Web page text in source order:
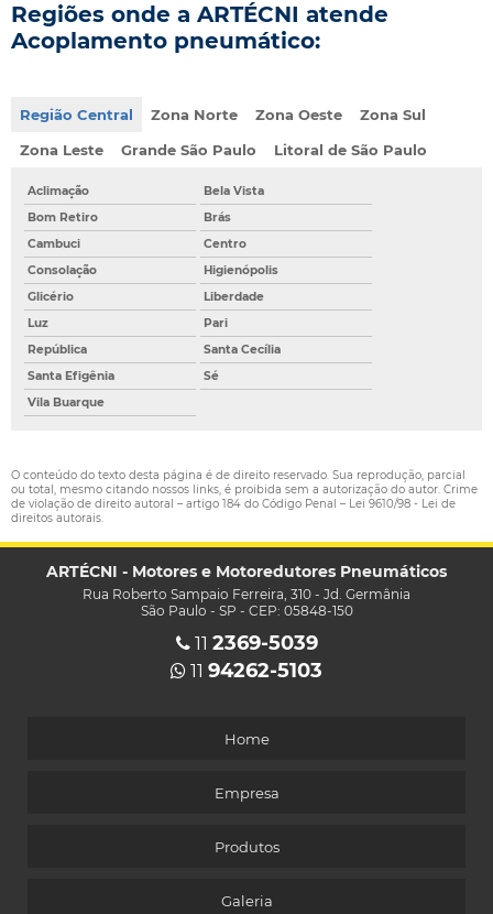
Regiões onde a ARTÉCNI atende
Acoplamento pneumático:
Região Central Zona Norte Zona Oeste
Zona Sul
Zona Leste
Grande São Paulo Litoral de São Paulo
Aclimação
Bela Vista
Bom Retiro
Brás
Cambuci
Centro
Consolação
Higienópolis
Glicério
Liberdade
Luz
Pari
República
Santa Cecília
Santa Efigênia
Sé
Vila Buarque
O conteúdo do texto desta página é de direito reservado. Sua reprodução, parcial
ou total, mesmo citando nossos links, é proibida sem a autorização do autor. Crime
de violação de direito autoral – artigo 184 do Código Penal – Lei 9610/98 - Lei de
direitos autorais.
ARTÉCNI - Motores e Motoredutores Pneumáticos
Rua Roberto Sampaio Ferreira, 310 - Jd. Germânia
São Paulo - SP - CEP: 05848-150
11 2369-5039
11 94262-5103
Home
Empresa
Produtos
Galeria